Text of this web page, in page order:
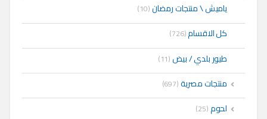
ياميش \ منتجات رمضان(10)
كل الاقسام(726)
طيور بلدي / بيض(11)
منتجات مصرية(697)
لحوم(25)